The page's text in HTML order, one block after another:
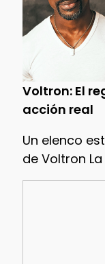
Voltron: El
acción real
Un elenco
de Voltron